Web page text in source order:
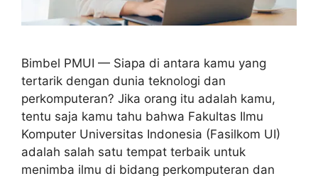
Bimbel PMUI — Siapa di antara kamu yang
tertarik dengan dunia teknologi dan
perkomputeran? Jika orang itu adalah kamu,
tentu saja kamu tahu bahwa Fakultas Ilmu
Komputer Universitas Indonesia (Fasilkom UI)
adalah salah satu tempat terbaik untuk
menimba ilmu di bidang perkomputeran dan